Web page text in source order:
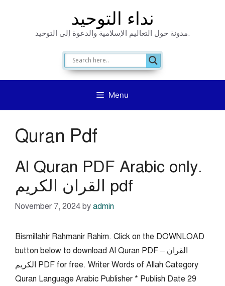
نداء التوحيد
مدونة حول التعاليم الإسلامية والدعوة إلى التوحيد.
Menu
Quran Pdf
Al Quran PDF Arabic only.
القران الكريم pdf
November 7, 2024 by admin
Bismillahir Rahmanir Rahim. Click on the DOWNLOAD
button below to download Al Quran PDF – القران
الكريم PDF for free. Writer Words of Allah Category
Quran Language Arabic Publisher * Publish Date 29